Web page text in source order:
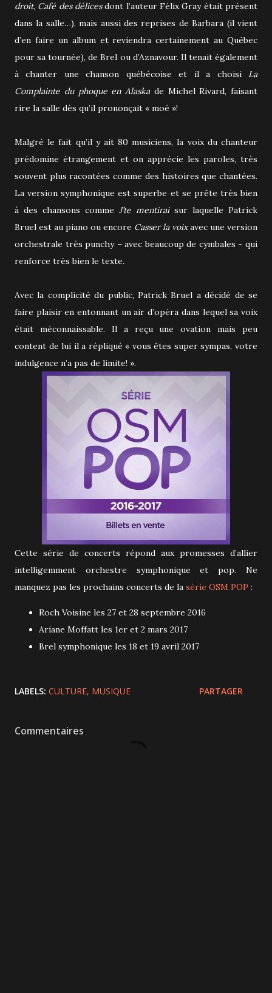
droit, Café des délicesdont l’auteur Félix Gray était présent
dans la salle…), mais aussi des reprises de Barbara (il vient
d’en faire un album et reviendra certainement au Québec
pour sa tournée), de Brel ou d’Aznavour. Il tenait également
à chanter une chanson québécoise et il a choisi La
Complainte du phoque en Alaskade Michel Rivard, faisant
rire la salle dès qu’il prononçait « moé »!
Malgré le fait qu’il y ait 80 musiciens, la voix du chanteur
prédomine étrangement et on apprécie les paroles, très
souvent plus racontées comme des histoires que chantées.
La version symphonique est superbe et se prête très bien
à des chansons comme J’te mentiraisur laquelle Patrick
Bruel est au piano ou encore Casser la voixavec une version
orchestrale très punchy – avec beaucoup de cymbales - qui
renforce très bien le texte.
Avec la complicité du public, Patrick Bruel a décidé de se
faire plaisir en entonnant un air d’opéra dans lequel sa voix
était méconnaissable. Il a reçu une ovation mais peu
content de lui il a répliqué « vous êtes super sympas, votre
indulgence n’a pas de limite! ».
Cette série de concerts répond aux promesses d’allier
intelligemment orchestre symphonique et pop. Ne
manquez pas les prochains concerts de la série OSM POP :
Roch Voisine les 27 et 28 septembre 2016
Ariane Moffatt les 1er et 2 mars 2017
Brel symphonique les 18 et 19 avril 2017
LABELS: CULTURE MUSIQUE PARTAGER
Commentaires